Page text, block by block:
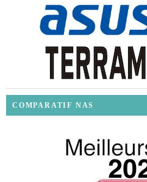
COMPARATIF NAS